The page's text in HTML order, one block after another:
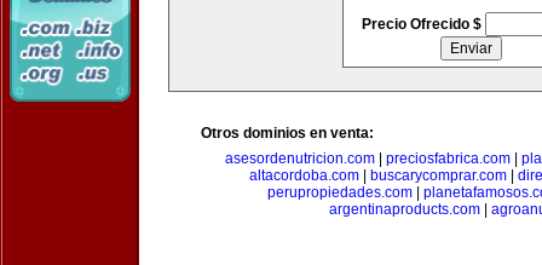
Precio Ofrecido $
Otros dominios en venta:
asesordenutricion.com
preciosfabrica.com
altacordoba.com
buscarycomprar.com
perupropiedades.com
argentinaproducts.com|